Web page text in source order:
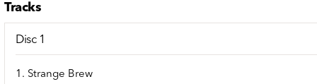
Tracks
Disc 1
1. Strange Brew